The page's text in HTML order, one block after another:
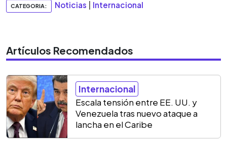
CATEGORIA: Noticias Internacional
Artículos Recomendados
Internacional
Escala tensión entre EE. UU. y
Venezuela tras nuevo ataque a
lancha en el Caribe